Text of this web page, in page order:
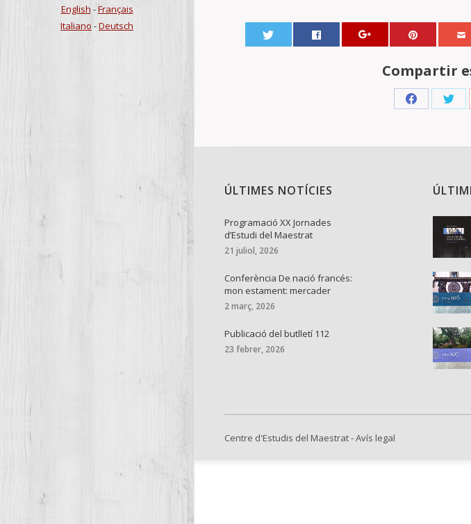
English -Français
Italiano -Deutsch
Compartir
Share
Facebook
ÚLTIMES NOTÍCIES
Programació XX Jornades
d’Estudi del Maestrat
21 juliol, 2026
Conferència De nació francés:
mon estament: mercader
2 març, 2026
Publicació del butlletí 112
23 febrer, 2026
Centre d'Estudis del Maestrat-Avís legal